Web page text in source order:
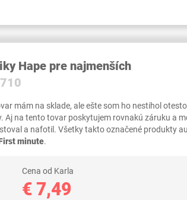
Hape pre najmenších
mám na sklade, ale ešte som ho nestihol
Aj na tento tovar poskytujem rovnakú záruku a
a nafotil. Všetky takto označené produkty
minute.
Cena od Karla
€ 7,49